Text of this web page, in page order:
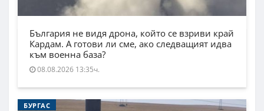
България не видя дрона, който се взриви край
Кардам. А готови ли сме, ако следващият идва
към военна база?
08.08.2026 13:35ч.
БУРГАС